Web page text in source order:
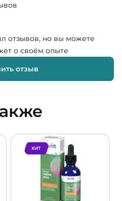
отзывов, но вы можете
о своём опыте
отзыв
ХИТ